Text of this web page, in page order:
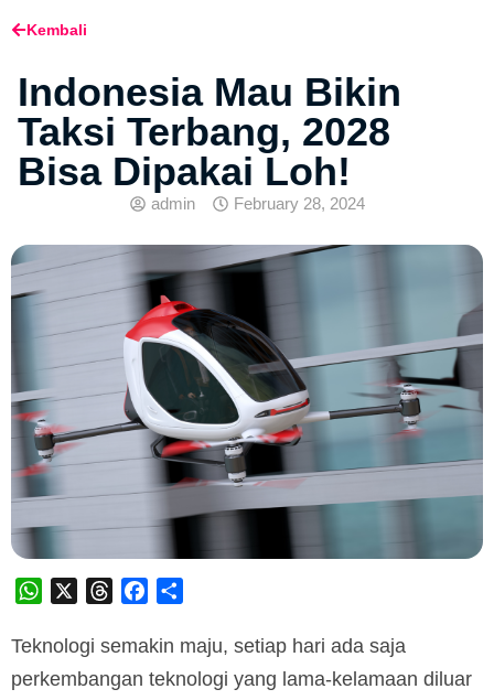
Kembali
Indonesia Mau Bikin
Taksi Terbang, 2028
Bisa Dipakai Loh!
admin February 28, 2024
WhatsApp ThreadsFacebook
Teknologi semakin maju, setiap hari ada saja
perkembangan teknologi yang lama-kelamaan diluar